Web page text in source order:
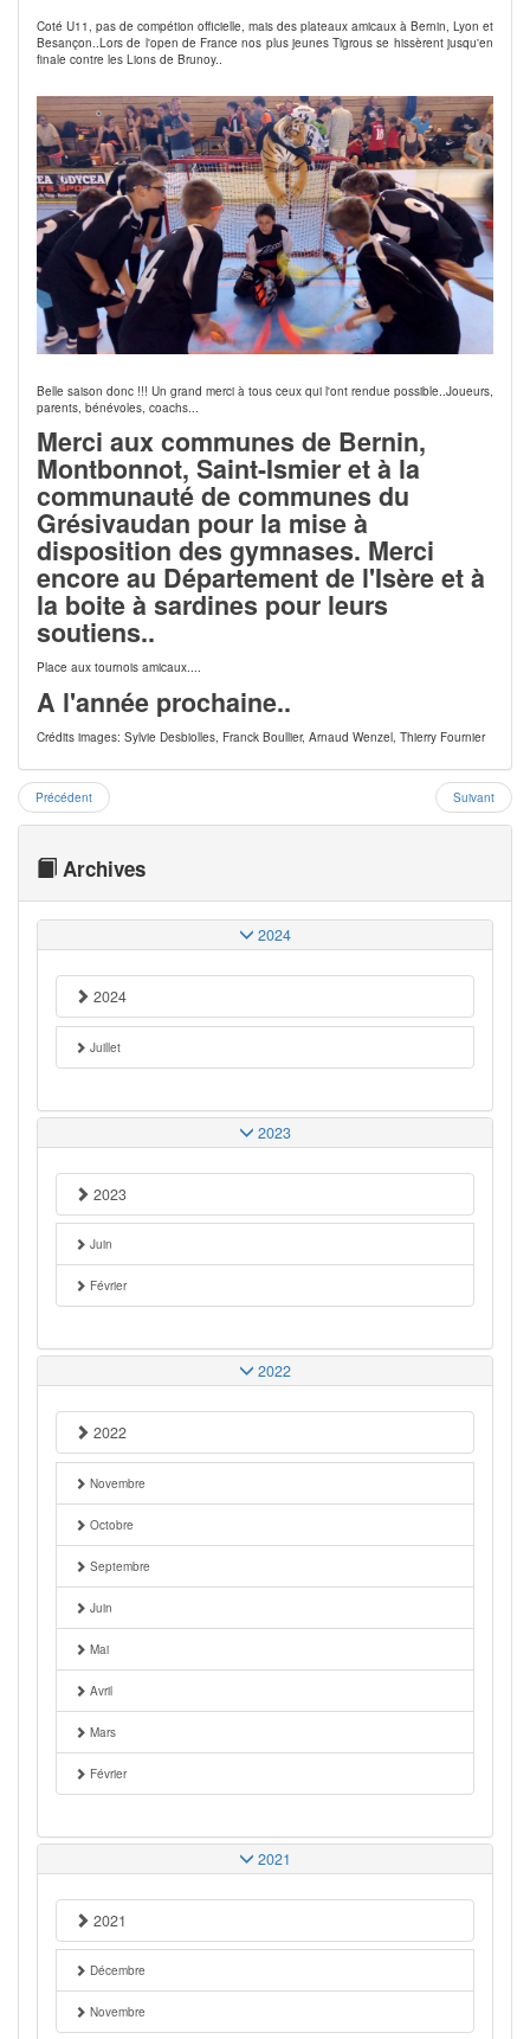
Coté U11, pas de compétion officielle, mais des plateaux amicaux à Bernin, Lyon et
Besançon..Lors de l'open de France nos plus jeunes Tigrous se hissèrent jusqu'en
finale contre les Lions de Brunoy..
Belle saison donc !!! Un grand merci à tous ceux qui l'ont rendue possible..Joueurs,
parents, bénévoles, coachs...
Merci aux communes de Bernin,
Montbonnot, Saint-Ismier et à la
communauté de communes du
Grésivaudan pour la mise à
disposition des gymnases. Merci
encore au Département de l'Isère et à
la boite à sardines pour leurs
soutiens..
Place aux tournois amicaux....
A l'année prochaine..
Crédits images: Sylvie Desbiolles, Franck Boullier, Arnaud Wenzel, Thierry Fournier
Précédent Suivant
Archives
2024
2024
Juillet
2023
2023
Juin
Février
2022
2022
Novembre
Octobre
Septembre
Juin
Mai
Avril
Mars
Février
2021
2021
Décembre
Novembre